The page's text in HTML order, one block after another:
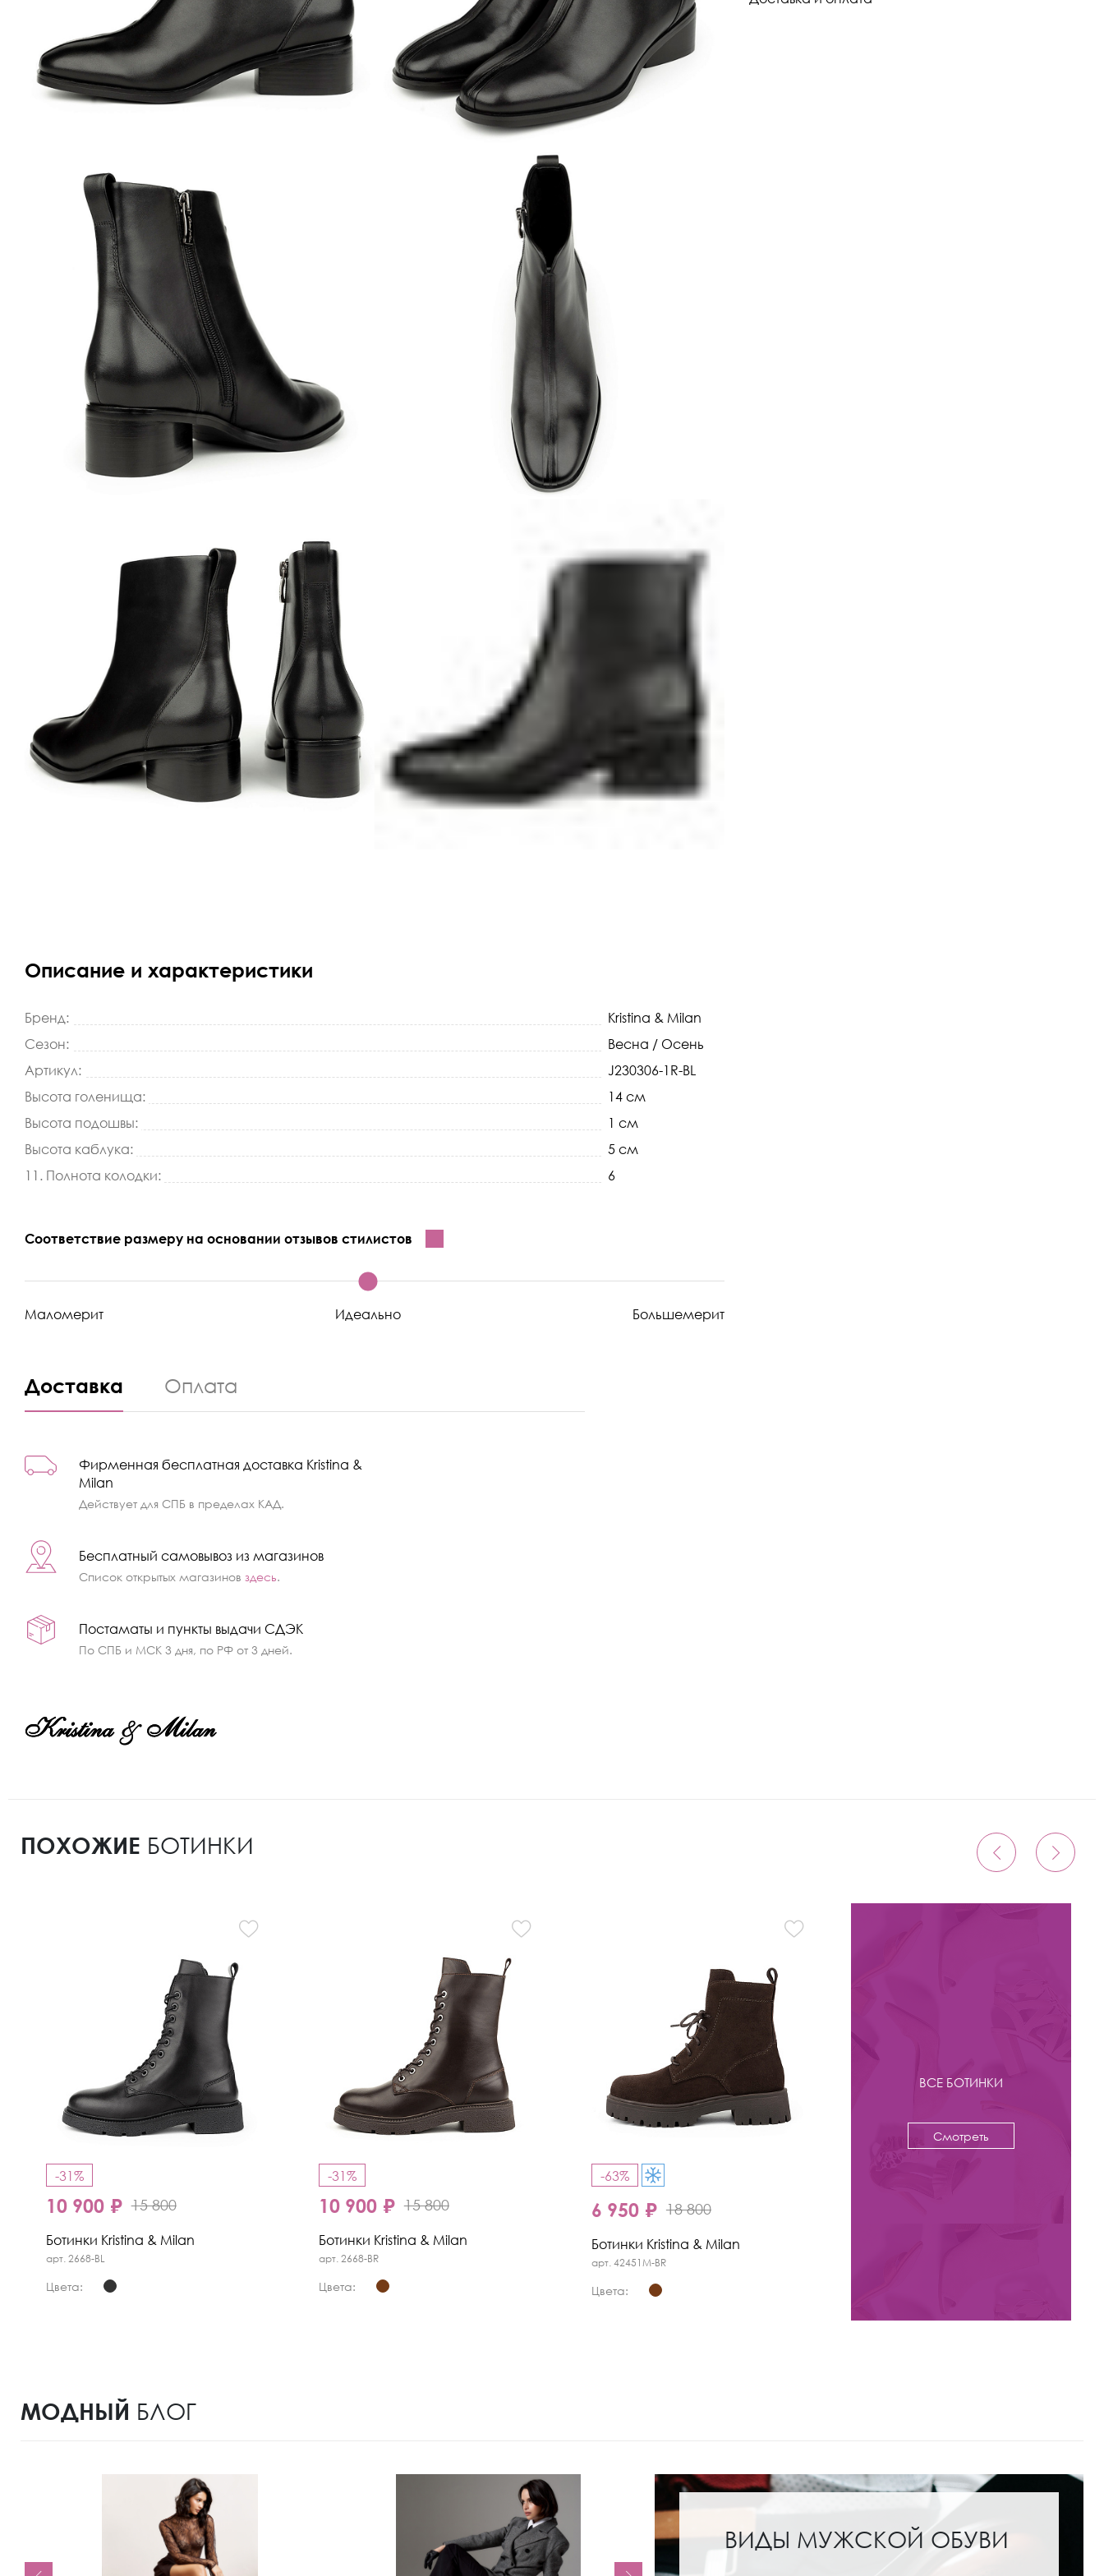
Полуботинки Кроссовки
Мюли
Полусапоги
Описание и характеристики
Бренд:
Kristina & Milan
Сезон:
Весна / Осень
Артикул:
J230306-1R-BL
Высота голенища:
14 см
Высота подошвы:
1 см
Высота каблука:
5 см
11. Полнота колодки:
6
Соответствие размеру на основании отзывов стилистов
Маломерит Идеально Большемерит
Доставка Оплата
Фирменная бесплатная доставка Kristina &
Milan
Действует для СПБ в пределах КАД.
Бесплатный самовывоз из магазинов
Список открытых магазиновздесь.
Постаматы и пункты выдачи СДЭК
По СПБ и МСК 3 дня, по РФ от 3 дней.
ПОХОЖИЕ БОТИНКИ
-31%
10 900 ₽ 15 800
Ботинки Kristina & Milan
арт. 2668-BL
Цвета:
-31%
10 900 ₽ 15 800
Ботинки Kristina & Milan
арт. 2668-BR
Цвета:
-63%
6 950 ₽ 18 800
Ботинки Kristina & Milan
арт. 42451M-BR
Цвета:
ВСЕ БОТИНКИ
Смотреть
МОДНЫЙ БЛОГ
ВИДЫ МУЖСКОЙ ОБУВИ